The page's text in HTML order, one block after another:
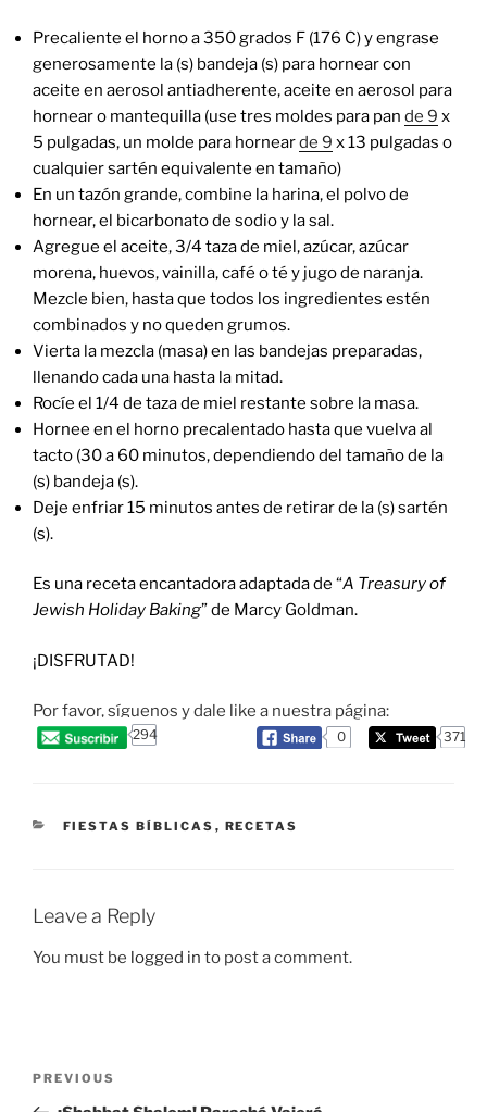
Precaliente el horno a 350 grados F (176 C) y engrase
generosamente la (s) bandeja (s) para hornear con
aceite en aerosol antiadherente, aceite en aerosol para
hornear o mantequilla (use tres moldes para pan de 9 x
5 pulgadas, un molde para hornearde 9 x 13 pulgadas o
cualquier sartén equivalente en tamaño)
En un tazón grande, combine la harina, el polvo de
hornear, el bicarbonato de sodio y la sal.
Agregue el aceite, 3/4 taza de miel, azúcar, azúcar
morena, huevos, vainilla, café o té y jugo de naranja.
Mezcle bien, hasta que todos los ingredientes estén
combinados y no queden grumos.
Vierta la mezcla (masa) en las bandejas preparadas,
llenando cada una hasta la mitad.
Rocíe el 1/4 de taza de miel restante sobre la masa.
Hornee en el horno precalentado hasta que vuelva al
tacto (30 a 60 minutos, dependiendo del tamaño de la
(s) bandeja (s).
Deje enfriar 15 minutos antes de retirar de la (s) sartén
(s).
Es una receta encantadora adaptada de “A Treasury of
Jewish Holiday Baking” de Marcy Goldman.
¡DISFRUTAD!
Por favor, síguenos y dale like a nuestra página:
294 0 371
CATEGORIES
FIESTAS BÍBLICAS , RECETAS
Leave a Reply
You must be logged in to post a comment.
Previous
Post
PREVIOUS